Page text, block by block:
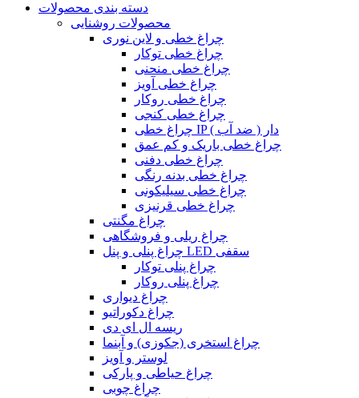
دسته بندی محصولات
محصولات روشنایی
چراغ خطی و لاین نوری
چراغ خطی توکار
چراغ خطی منحنی
چراغ خطی آویز
چراغ خطی روکار
چراغ خطی کنجی
چراغ خطی IP دار ( ضد آب )
چراغ خطی باریک و کم عمق
چراغ خطی دفنی
چراغ خطی بدنه رنگی
چراغ خطی سیلیکونی
چراغ خطی قرنیزی
چراغ مگنتی
چراغ ریلی و فروشگاهی
چراغ پنلی و پنل LED سقفی
چراغ پنلی توکار
چراغ پنلی روکار
چراغ دیواری
چراغ دکوراتیو
ریسه ال ای دی
چراغ استخری (جکوزی) و آبنما
لوستر و آویز
چراغ حیاطی و پارکی
چراغ چوبی